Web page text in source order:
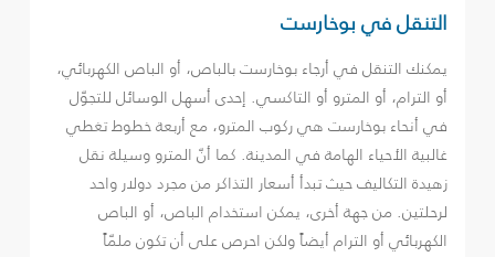
التنقل في بوخارست
يمكنك التنقل في أرجاء بوخارست بالباص، أو الباص الكهربائي،
أو الترام، أو المترو أو التاكسي. إحدى أسهل الوسائل للتجوّل
في أنحاء بوخارست هي ركوب المترو، مع أربعة خطوط تغطي
غالبية الأحياء الهامة في المدينة. كما أنّ المترو وسيلة نقل
زهيدة التكاليف حيث تبدأ أسعار التذاكر من مجرد دولار واحد
لرحلتين. من جهة أخرى، يمكن استخدام الباص، أو الباص
الكهربائي أو الترام أيضاً ولكن احرص على أن تكون ملمّاً